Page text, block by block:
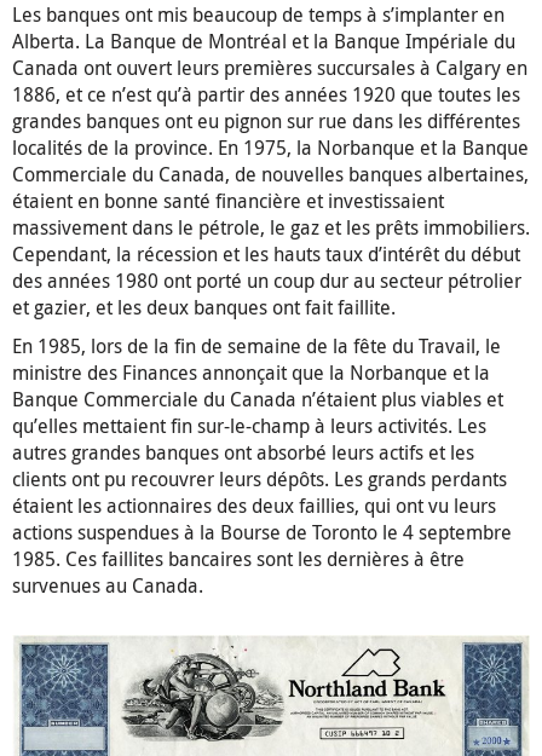
Les banques ont mis beaucoup de temps à s’implanter en
Alberta. La Banque de Montréal et la Banque Impériale du
Canada ont ouvert leurs premières succursales à Calgary en
1886, et ce n’est qu’à partir des années 1920 que toutes les
grandes banques ont eu pignon sur rue dans les différentes
localités de la province. En 1975, la Norbanque et la Banque
Commerciale du Canada, de nouvelles banques albertaines,
étaient en bonne santé financière et investissaient
massivement dans le pétrole, le gaz et les prêts immobiliers.
Cependant, la récession et les hauts taux d’intérêt du début
des années 1980 ont porté un coup dur au secteur pétrolier
et gazier, et les deux banques ont fait faillite.
En 1985, lors de la fin de semaine de la fête du Travail, le
ministre des Finances annonçait que la Norbanque et la
Banque Commerciale du Canada n’étaient plus viables et
qu’elles mettaient fin sur-le-champ à leurs activités. Les
autres grandes banques ont absorbé leurs actifs et les
clients ont pu recouvrer leurs dépôts. Les grands perdants
étaient les actionnaires des deux faillies, qui ont vu leurs
actions suspendues à la Bourse de Toronto le 4 septembre
1985. Ces faillites bancaires sont les dernières à être
survenues au Canada.